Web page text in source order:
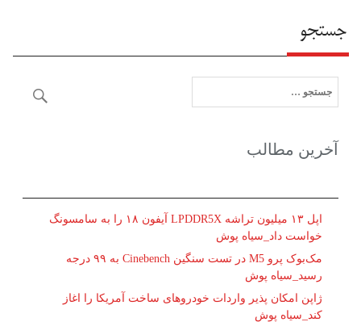
جستجو
آخرین مطالب
اپل ۱۳ میلیون تراشه LPDDR5X آیفون ۱۸ را به سامسونگ
خواست داد_سیاه پوش
مک‌بوک پرو M5 در تست سنگین Cinebench به ۹۹ درجه
رسید_سیاه پوش
ژاپن امکان پذیر واردات خودروهای ساخت آمریکا را اغاز
کند_سیاه پوش